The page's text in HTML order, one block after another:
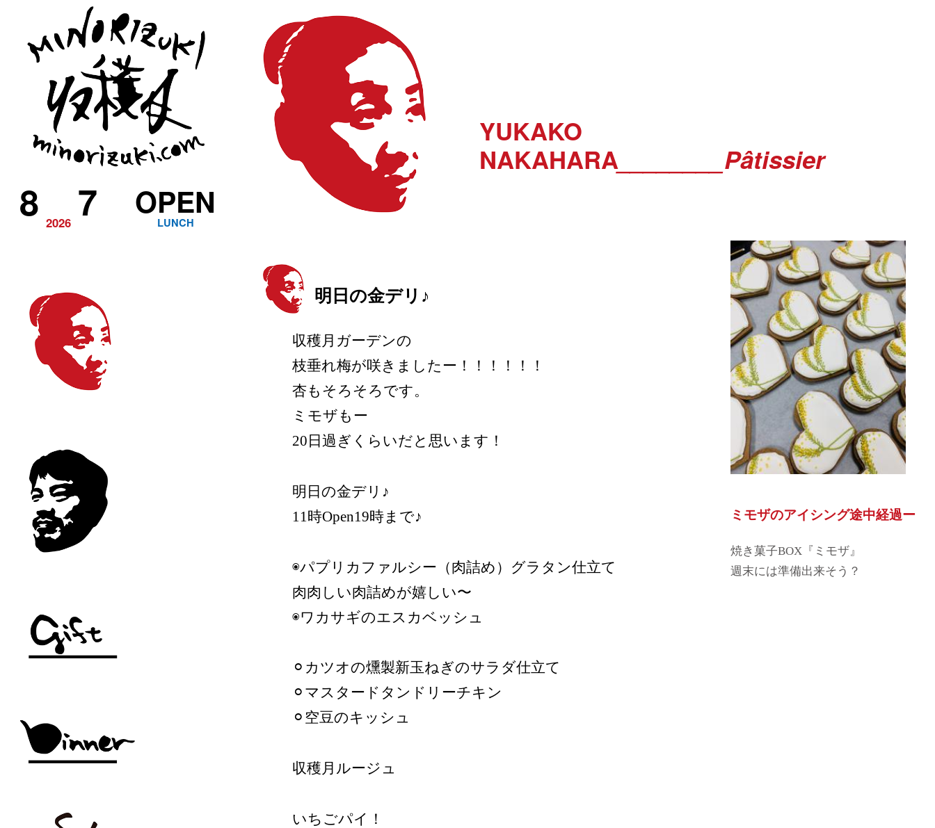
2026
8 7 LUNCH
OPEN
YUKAKO
NAKAHARA________Pâtissier
明日の金デリ♪
収穫月ガーデンの
枝垂れ梅が咲きましたー！！！！！！
杏もそろそろです。
ミモザもー
20日過ぎくらいだと思います！
明日の金デリ♪
11時Open19時まで♪
◉パプリカファルシー（肉詰め）グラタン仕立て
肉肉しい肉詰めが嬉しい〜
◉ワカサギのエスカベッシュ
⚪︎カツオの燻製新玉ねぎのサラダ仕立て
⚪︎マスタードタンドリーチキン
⚪︎空豆のキッシュ
収穫月ルージュ
いちごパイ！
ミモザのアイシング途中経過ー
焼き菓子BOX『ミモザ』
週末には準備出来そう？